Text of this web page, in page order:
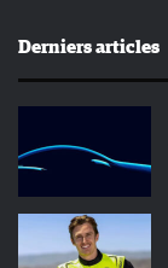
Derniers articles